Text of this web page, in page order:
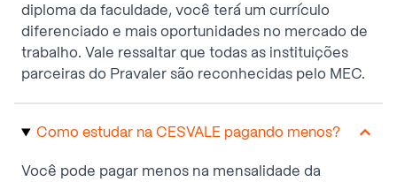
diploma da faculdade, você terá um currículo
diferenciado e mais oportunidades no mercado de
trabalho. Vale ressaltar que todas as instituições
parceiras do Pravaler são reconhecidas pelo MEC.
Como estudar na CESVALE pagando menos?
Você pode pagar menos na mensalidade da